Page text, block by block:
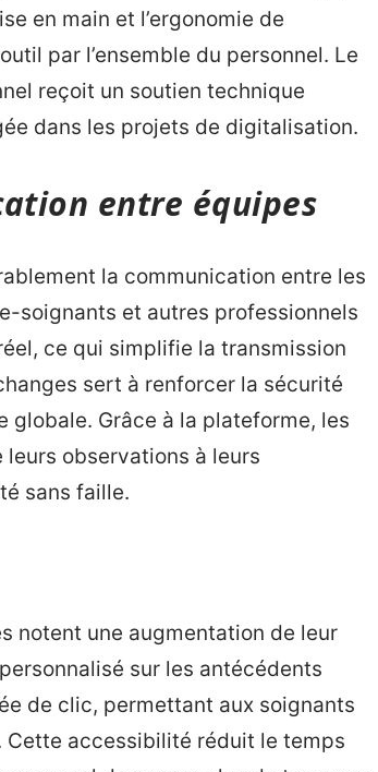
en main et l’ergonomie de
par l’ensemble du personnel. Le
reçoit un soutien technique
dans les projets de digitalisation.
entre équipes
la communication entre les
soignants et autres professionnels
ce qui simplifie la transmission
sert à renforcer la sécurité
globale. Grâce à la plateforme, les
observations à leurs
sans faille.
notent une augmentation de leur
sur les antécédents
de clic, permettant aux soignants
accessibilité réduit le temps